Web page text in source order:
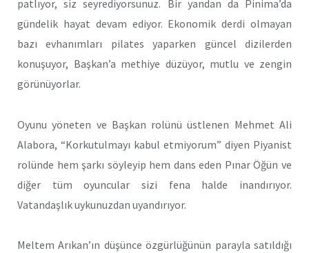
patlıyor, siz seyrediyorsunuz. Bir yandan da Pinima’da
gündelik hayat devam ediyor. Ekonomik derdi olmayan
bazı evhanımları pilates yaparken güncel dizilerden
konuşuyor, Başkan’a methiye düzüyor, mutlu ve zengin
görünüyorlar.
Oyunu yöneten ve Başkan rolünü üstlenen Mehmet Ali
Alabora, “Korkutulmayı kabul etmiyorum” diyen Piyanist
rolünde hem şarkı söyleyip hem dans eden Pınar Öğün ve
diğer tüm oyuncular sizi fena halde inandırıyor.
Vatandaşlık uykunuzdan uyandırıyor.
Meltem Arıkan’ın düşünce özgürlüğünün parayla satıldığı